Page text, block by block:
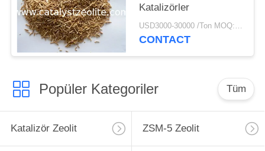
Katalizörler
USD3000-30000 /Ton MOQ:1 kg
CONTACT
Popüler Kategoriler Tüm
Katalizör Zeolit ZSM-5 Zeolit